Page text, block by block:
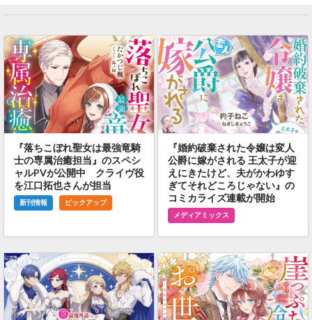
『落ちこぼれ聖女は最強竜騎
士の専属治癒担当』のスペシ
ャルPVが公開中 クライヴ役
を江口拓也さんが担当
新刊情報 ピックアップ
『婚約破棄された令嬢は変人
公爵に嫁がされる 王太子が迎
えにきたけど、夫がかわゆす
ぎてそれどころじゃない』の
コミカライズ連載が開始
メディアミックス